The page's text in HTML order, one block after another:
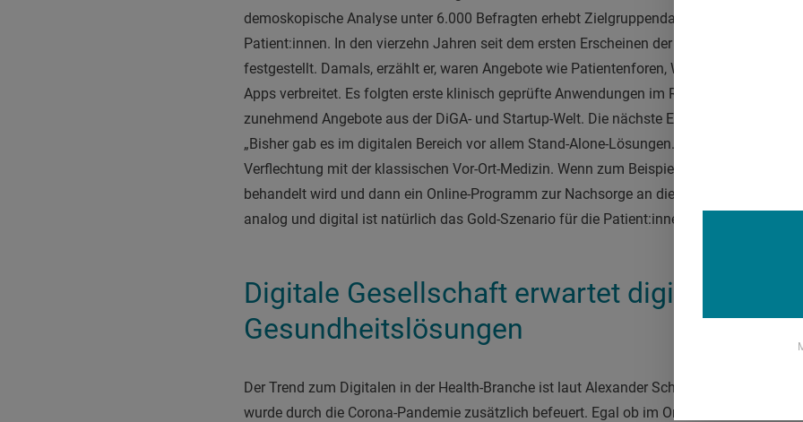
demoskopische Analyse unter 6.000 Befragten erhebt Zielgruppendaten zu E-Health-
Patient:innen. In den vierzehn Jahren seit dem ersten Erscheinen der Umfrage hat er
festgestellt. Damals, erzählt er, waren Angebote wie Patientenforen, Websites oder erste
Apps verbreitet. Es folgten erste klinisch geprüfte Anwendungen im Rahmen von RCT-
zunehmend Angebote aus der DiGA- und Startup-Welt. Die nächste Entwicklungsstufe
„Bisher gab es im digitalen Bereich vor allem Stand-Alone-Lösungen. Jetzt beobachten
Verflechtung mit der klassischen Vor-Ort-Medizin. Wenn zum Beispiel ein Patient mit
behandelt wird und dann ein Online-Programm zur Nachsorge an die Hand bekommt:
analog und digital ist natürlich das Gold-Szenario für die Patient:innen."
Digitale Gesellschaft erwartet digitale
Gesundheitslösungen
Der Trend zum Digitalen in der Health-Branche ist laut Alexander Schachinger aus
wurde durch die Corona-Pandemie zusätzlich befeuert. Egal ob im Online-Banking, beim